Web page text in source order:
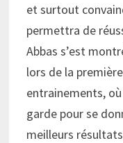
et surtout
permettra de
Abbas s’est
lors de la
entrainements,
garde pour se
meilleurs